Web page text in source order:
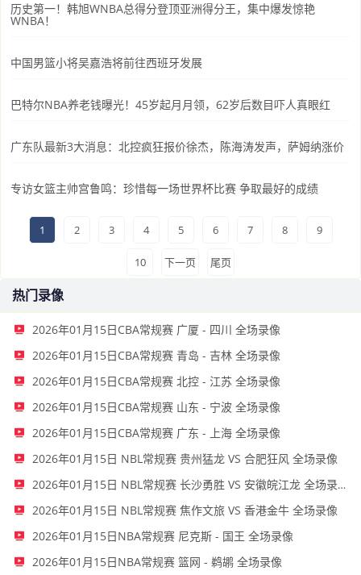
历史第一！韩旭WNBA总得分登顶亚洲得分王，集中爆发惊艳
WNBA！
中国男篮小将吴嘉浩将前往西班牙发展
巴特尔NBA养老钱曝光！45岁起月月领，62岁后数目吓人真眼红
广东队最新3大消息：北控疯狂报价徐杰，陈海涛发声，萨姆纳涨价
专访女篮主帅宫鲁鸣：珍惜每一场世界杯比赛 争取最好的成绩
1 2 3 4 5 6 7 8 9
10 下一页 尾页
热门录像
2026年01月15日CBA常规赛 广厦 - 四川 全场录像
2026年01月15日CBA常规赛 青岛 - 吉林 全场录像
2026年01月15日CBA常规赛 北控 - 江苏 全场录像
2026年01月15日CBA常规赛 山东 - 宁波 全场录像
2026年01月15日CBA常规赛 广东 - 上海 全场录像
2026年01月15日 NBL常规赛 贵州猛龙 VS 合肥狂风 全场录像
2026年01月15日 NBL常规赛 长沙勇胜 VS 安徽皖江龙 全场录像
2026年01月15日 NBL常规赛 焦作文旅 VS 香港金牛 全场录像
2026年01月15日NBA常规赛 尼克斯 - 国王 全场录像
2026年01月15日NBA常规赛 篮网 - 鹈鹕 全场录像